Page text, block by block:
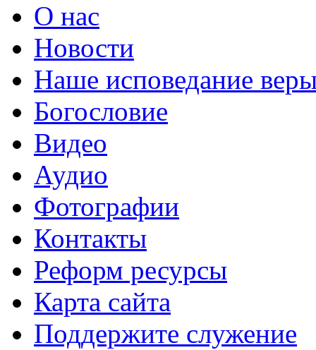
О нас
Новости
Наше исповедание
Богословие
Видео
Аудио
Фотографии
Контакты
Реформ ресурсы
Карта сайта
Поддержите служение